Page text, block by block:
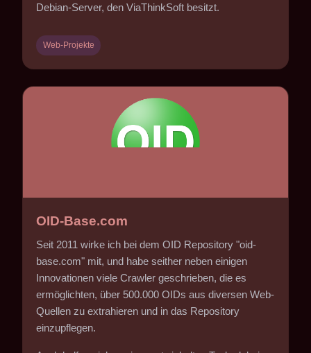
Debian-Server, den ViaThinkSoft besitzt.
Web-Projekte
OID-Base.com
Seit 2011 wirke ich bei dem OID Repository "oid-
base.com" mit, und habe seither neben einigen
Innovationen viele Crawler geschrieben, die es
ermöglichten, über 500.000 OIDs aus diversen Web-
Quellen zu extrahieren und in das Repository
einzupflegen.